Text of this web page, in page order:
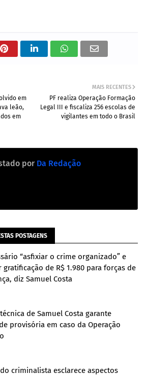
MAIS RECENTES
PF realiza Operação Formação
Legal III e fiscaliza 256 escolas de
vigilantes em todo o Brasil
em
leão,
em
por Da Redação
POSTAGENS
“asfixiar o crime organizado” e
gratificação de R$ 1.980 para forças de
diz Samuel Costa
de Samuel Costa garante
provisória em caso da Operação
criminalista esclarece aspectos